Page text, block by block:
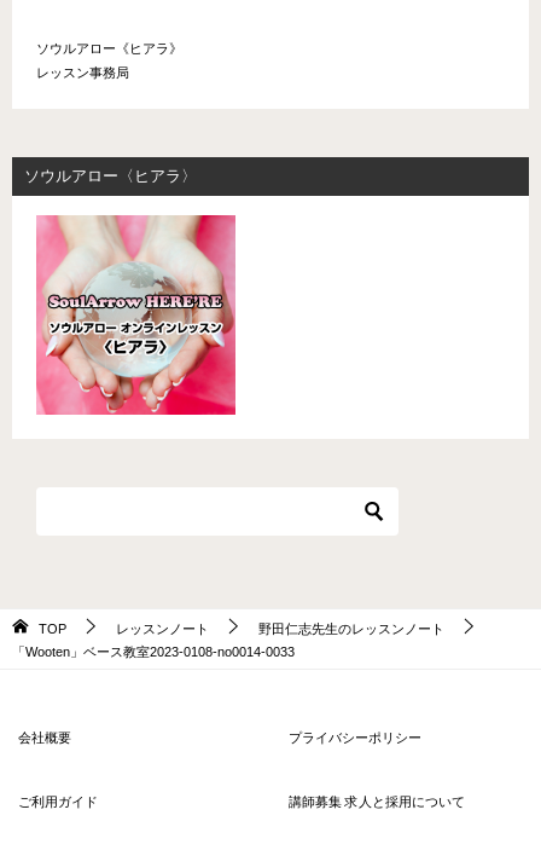
ソウルアロー《ヒアラ》
レッスン事務局
ソウルアロー〈ヒアラ〉
TOP レッスンノート
野田仁志先生のレッスンノート
「Wooten」ベース教室2023-0108-no0014-0033
会社概要 プライバシーポリシー
ご利用ガイド 講師募集 求人と採用について